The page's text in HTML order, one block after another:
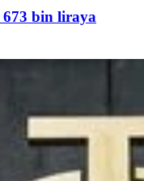
673 bin liraya